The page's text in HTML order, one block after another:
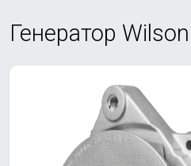
Генератор